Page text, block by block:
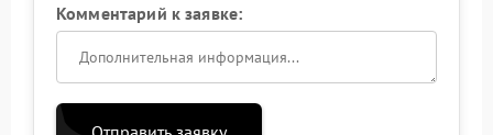
Комментарий к заявке: